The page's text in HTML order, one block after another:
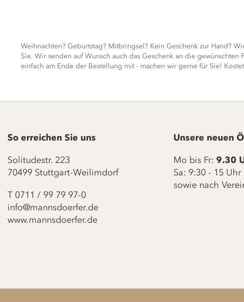
Weihnachten? Geburtstag? Mitbringsel? Kein Geschenk zur Hand?
Sie. Wir senden auf Wunsch auch das Geschenk an die
einfach am Ende der Bestellung mit - machen wir gerne für Sie!
So erreichen Sie uns
Solitudestr. 223
70499 Stuttgart-Weilimdorf
T 0711 / 99 79 97-0
info@mannsdoerfer.de
www.mannsdoerfer.de
Unsere neuen
Mo bis Fr: 9.30
Sa: 9:30 - 15 Uhr
sowie nach